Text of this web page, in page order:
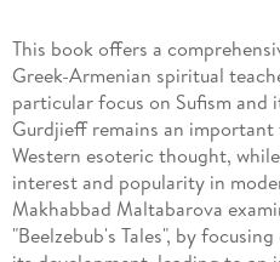
This book offers a
Greek-Armenian spiritual
particular focus on Sufism and
Gurdjieff remains an
Western esoteric thought,
interest and popularity in
Makhabbad Maltabarova
"Beelzebub's Tales", by